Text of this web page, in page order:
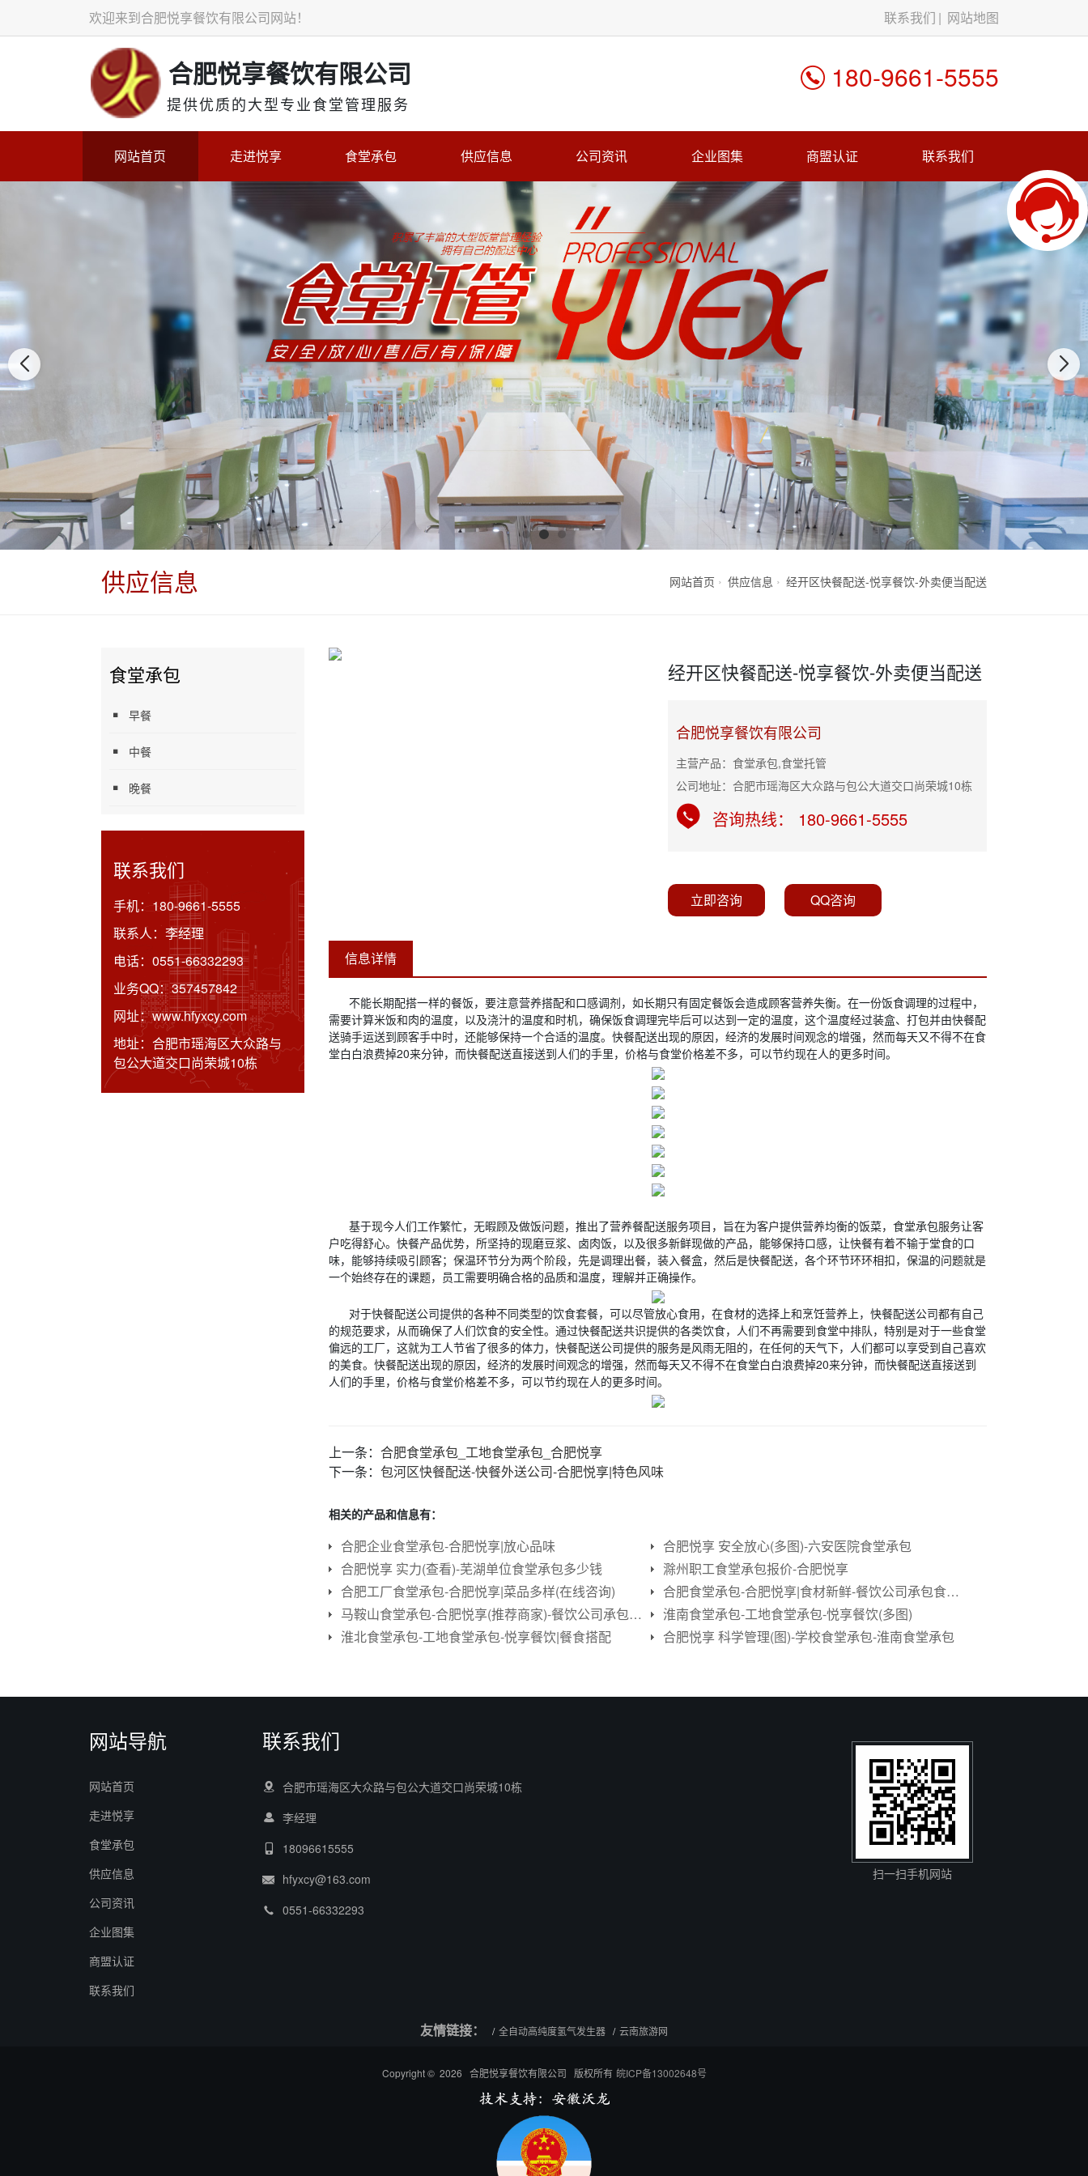
欢迎来到合肥悦享餐饮有限公司网站！ 联系我们 网站地图
合肥悦享餐饮有限公司
提供优质的大型专业食堂管理服务
180-9661-5555
网站首页 走进悦享 食堂承包 供应信息 公司资讯 企业图集 商盟认证 联系我们
供应信息 网站首页 供应信息 经开区快餐配送-悦享餐饮-外卖便当配送
食堂承包
早餐
中餐
晚餐
联系我们
手机： 180-9661-5555
联系人： 李经理
电话： 0551-66332293
业务QQ：357457842
网址：www.hfyxcy.com
地址： 合肥市瑶海区大众路与
包公大道交口尚荣城10栋
经开区快餐配送-悦享餐饮-外卖便当配送
合肥悦享餐饮有限公司
主营产品：食堂承包,食堂托管
公司地址：合肥市瑶海区大众路与包公大道交口尚荣城10栋
咨询热线： 180-9661-5555
立即咨询 QQ咨询
信息详情
不能长期配搭一样的餐饭，要注意营养搭配和口感调剂，如长期只有固定餐饭会造成顾客营养失衡。在一份饭食调理的过程中，
需要计算米饭和肉的温度，以及浇汁的温度和时机，确保饭食调理完毕后可以达到一定的温度，这个温度经过装盒、打包并由快餐配
送骑手运送到顾客手中时，还能够保持一个合适的温度。快餐配送出现的原因，经济的发展时间观念的增强，然而每天又不得不在食
堂白白浪费掉20来分钟，而快餐配送直接送到人们的手里，价格与食堂价格差不多，可以节约现在人的更多时间。
基于现今人们工作繁忙，无暇顾及做饭问题，推出了营养餐配送服务项目，旨在为客户提供营养均衡的饭菜，食堂承包服务让客
户吃得舒心。快餐产品优势，所坚持的现磨豆浆、卤肉饭，以及很多新鲜现做的产品，能够保持口感，让快餐有着不输于堂食的口
味，能够持续吸引顾客；保温环节分为两个阶段，先是调理出餐，装入餐盒，然后是快餐配送，各个环节环环相扣，保温的问题就是
一个始终存在的课题，员工需要明确合格的品质和温度，理解并正确操作。
对于快餐配送公司提供的各种不同类型的饮食套餐，可以尽管放心食用，在食材的选择上和烹饪营养上，快餐配送公司都有自己
的规范要求，从而确保了人们饮食的安全性。通过快餐配送共识提供的各类饮食，人们不再需要到食堂中排队，特别是对于一些食堂
偏远的工厂，这就为工人节省了很多的体力，快餐配送公司提供的服务是风雨无阻的，在任何的天气下，人们都可以享受到自己喜欢
的美食。快餐配送出现的原因，经济的发展时间观念的增强，然而每天又不得不在食堂白白浪费掉20来分钟，而快餐配送直接送到
人们的手里，价格与食堂价格差不多，可以节约现在人的更多时间。
上一条： 合肥食堂承包_工地食堂承包_合肥悦享
下一条： 包河区快餐配送-快餐外送公司-合肥悦享|特色风味
相关的产品和信息有：
合肥企业食堂承包-合肥悦享|放心品味
合肥悦享 安全放心(多图)-六安医院食堂承包
合肥悦享 实力(查看)-芜湖单位食堂承包多少钱
滁州职工食堂承包报价-合肥悦享
合肥工厂食堂承包-合肥悦享|菜品多样(在线咨询)
合肥食堂承包-合肥悦享|食材新鲜-餐饮公司承包食堂公司
马鞍山食堂承包-合肥悦享(推荐商家)-餐饮公司承包食堂公司
淮南食堂承包-工地食堂承包-悦享餐饮(多图)
淮北食堂承包-工地食堂承包-悦享餐饮|餐食搭配
合肥悦享 科学管理(图)-学校食堂承包-淮南食堂承包
网站导航
网站首页
走进悦享
食堂承包
供应信息
公司资讯
企业图集
商盟认证
联系我们
联系我们
合肥市瑶海区大众路与包公大道交口尚荣城10栋
李经理
18096615555
hfyxcy@163.com
0551-66332293
扫一扫手机网站
友情链接： 全自动高纯度氢气发生器 云南旅游网
Copyright © 2026 合肥悦享餐饮有限公司 版权所有 皖ICP备13002648号